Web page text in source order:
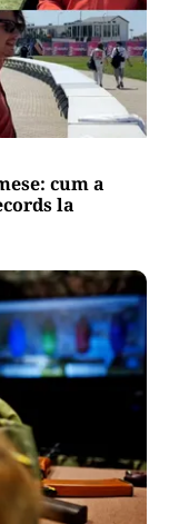
cum a
la